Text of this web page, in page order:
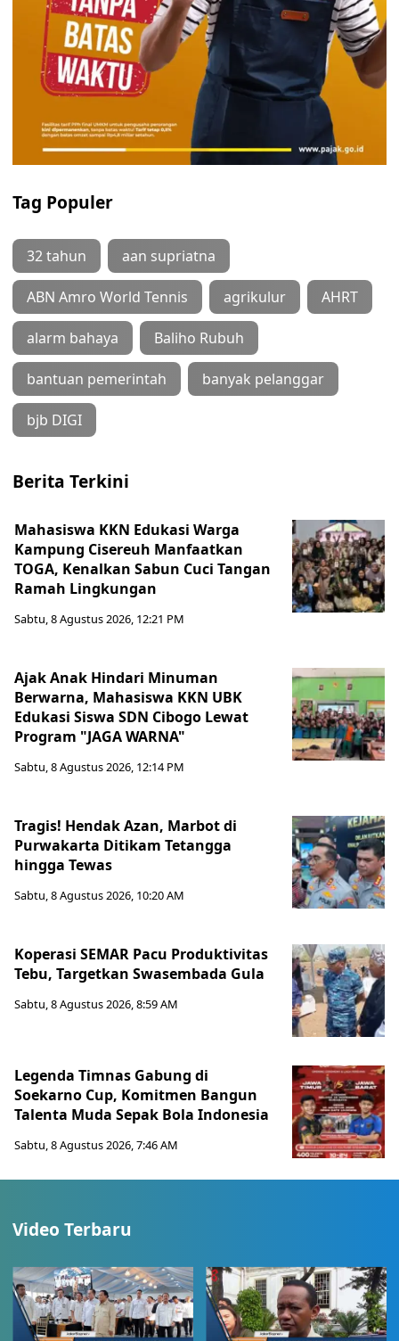
Tag Populer
32 tahun aan supriatna
ABN Amro World Tennis agrikulur AHRT
alarm bahaya Baliho Rubuh
bantuan pemerintah banyak pelanggar
bjb DIGI
Berita Terkini
Mahasiswa KKN Edukasi Warga
Kampung Cisereuh Manfaatkan
TOGA, Kenalkan Sabun Cuci Tangan
Ramah Lingkungan
Sabtu, 8 Agustus 2026, 12:21 PM
Ajak Anak Hindari Minuman
Berwarna, Mahasiswa KKN UBK
Edukasi Siswa SDN Cibogo Lewat
Program "JAGA WARNA"
Sabtu, 8 Agustus 2026, 12:14 PM
Tragis! Hendak Azan, Marbot di
Purwakarta Ditikam Tetangga
hingga Tewas
Sabtu, 8 Agustus 2026, 10:20 AM
Koperasi SEMAR Pacu Produktivitas
Tebu, Targetkan Swasembada Gula
Sabtu, 8 Agustus 2026, 8:59 AM
Legenda Timnas Gabung di
Soekarno Cup, Komitmen Bangun
Talenta Muda Sepak Bola Indonesia
Sabtu, 8 Agustus 2026, 7:46 AM
Video Terbaru